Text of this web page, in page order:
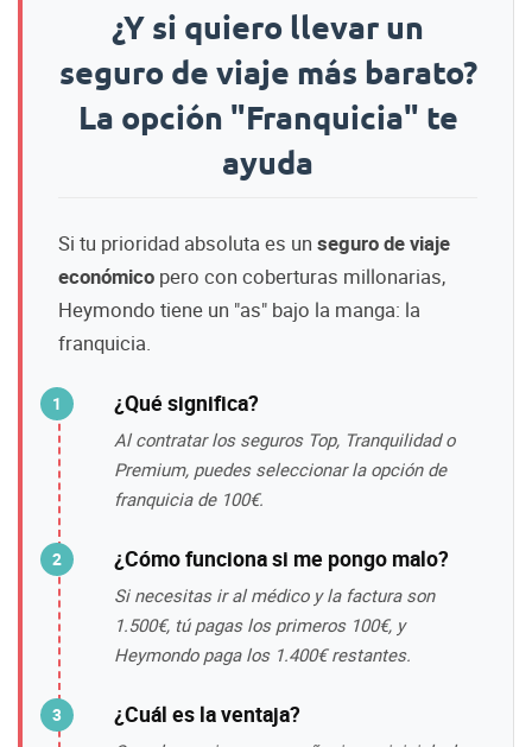
¿Y si quiero llevar un
seguro de viaje más barato?
La opción "Franquicia" te
ayuda
Si tu prioridad absoluta es un seguro de viaje
económico pero con coberturas millonarias,
Heymondo tiene un "as" bajo la manga: la
franquicia.
¿Qué significa?
Al contratar los seguros Top, Tranquilidad o
Premium, puedes seleccionar la opción de
franquicia de 100€.
¿Cómo funciona si me pongo malo?
Si necesitas ir al médico y la factura son
1.500€, tú pagas los primeros 100€, y
Heymondo paga los 1.400€ restantes.
¿Cuál es la ventaja?